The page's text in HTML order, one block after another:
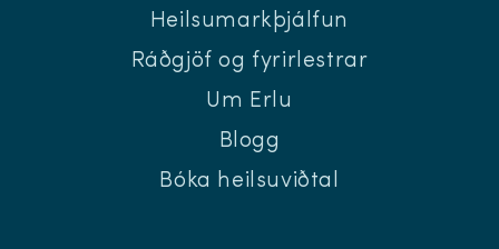
Heilsumarkþjálfun
Ráðgjöf og fyrirlestrar
Um Erlu
Blogg
Bóka heilsuviðtal